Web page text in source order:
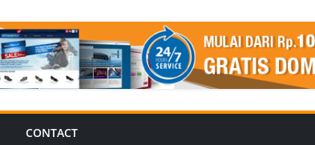
CONTACT